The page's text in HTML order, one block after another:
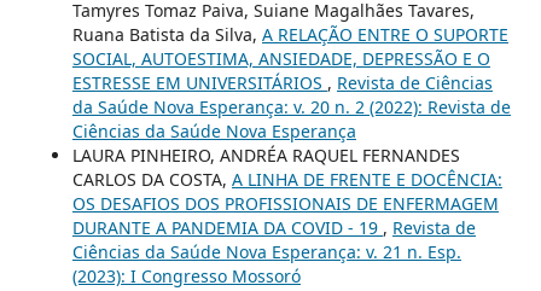
Tamyres Tomaz Paiva, Suiane Magalhães Tavares,
Ruana Batista da Silva, A RELAÇÃO ENTRE O SUPORTE
SOCIAL, AUTOESTIMA, ANSIEDADE, DEPRESSÃO E O
ESTRESSE EM UNIVERSITÁRIOS , Revista de Ciências
da Saúde Nova Esperança: v. 20 n. 2 (2022): Revista de
Ciências da Saúde Nova Esperança
LAURA PINHEIRO, ANDRÉA RAQUEL FERNANDES
CARLOS DA COSTA, A LINHA DE FRENTE E DOCÊNCIA:
OS DESAFIOS DOS PROFISSIONAIS DE ENFERMAGEM
DURANTE A PANDEMIA DA COVID - 19 , Revista de
Ciências da Saúde Nova Esperança: v. 21 n. Esp.
(2023): I Congresso Mossoró